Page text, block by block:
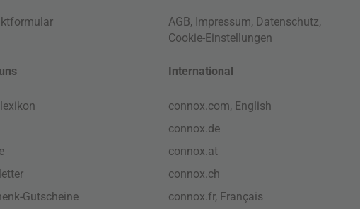
AGB, Impressum, Datenschutz,
Cookie-Einstellungen
Gutscheine
International
connox.com, English
connox.de
connox.at
connox.ch
connox.fr, Français